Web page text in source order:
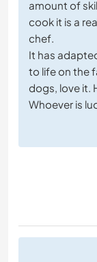
amount of
cook it is a
chef.
It has
to life on the
dogs, love it.
Whoever is